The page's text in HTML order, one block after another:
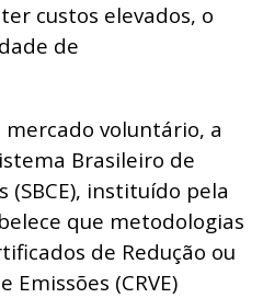
custos elevados, o
de
voluntário, a
Brasileiro de
(SBCE), instituído pela
que metodologias
de Redução ou
Emissões (CRVE)